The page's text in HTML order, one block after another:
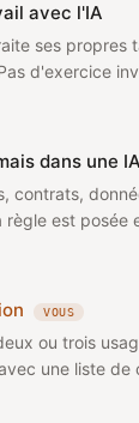
avec l'IA
ses propres
d'exercice
dans une
contrats,
règle est posée
VOUS
ou trois
une liste de